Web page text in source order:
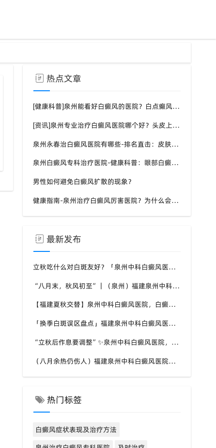
热点文章
[健康科普]泉州能看好白癜风的医院？白点癫风需要注意什么饮食？
[资讯]泉州专业治疗白癜风医院哪个好？头皮上有一块白色厚厚的头皮？
泉州永春治白癜风医院有哪些-排名直击：皮肤白斑是什么原因导致的？
泉州白癜风专科治疗医院-健康科普：眼部白癜风症状？
男性如何避免白癜风扩散的现象？
健康指南-泉州治疗白癜风厉害医院？为什么会长白斑的原因？
最新发布
立秋吃什么对白斑友好？「泉州中科白癜风医院」福建白癜风患者饮食不要盲目忌口
“八月末，秋风初至”｜（泉州）福建泉州中科白癜风医院，聊聊白癜风换季防护关键点
【福建夏秋交替】泉州中科白癜风医院，白癜风患者，入秋之后洗澡习惯也要多注意
「换季白斑误区盘点」福建泉州中科白癜风医院，白斑消长多变，科学对待才是正道
“立秋后作息要调整”✨泉州中科白癜风医院，白癜风患者，不良作息会影响皮肤状态
（八月余热仍伤人）福建泉州中科白癜风医院，白癜风外出，依旧要做好硬防晒措施
热门标签
白癜风症状表现及治疗方法